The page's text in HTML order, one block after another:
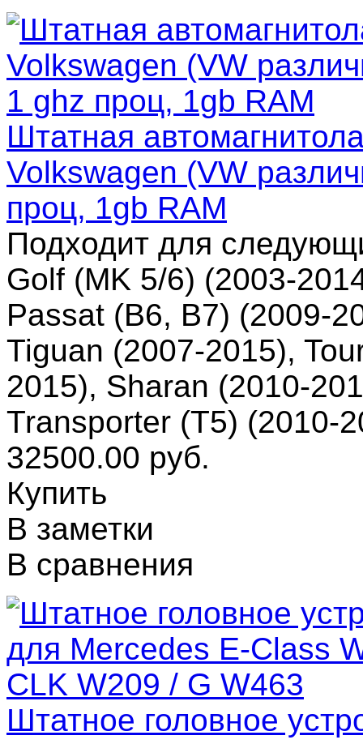
Штатная
Volkswagen (VW
проц, 1gb RAM
Подходит для
Golf (MK 5/6) (2003-
Passat (B6, B7) (2009-
Tiguan (2007-2015),
2015), Sharan (2010-
Transporter (T5) (2010-
32500.00 руб.
Купить
В заметки
В сравнения
Штатное головное